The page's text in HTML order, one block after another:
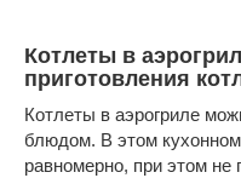
Котлеты в
приготовления
Котлеты в аэрогриле
блюдом. В этом
равномерно, при этом не